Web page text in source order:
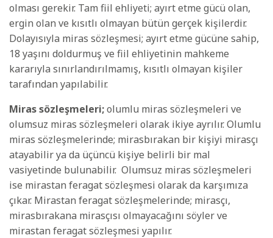
olması gerekir. Tam fiil ehliyeti; ayırt etme gücü olan,
ergin olan ve kısıtlı olmayan bütün gerçek kişilerdir.
Dolayısıyla miras sözleşmesi; ayırt etme gücüne sahip,
18 yaşını doldurmuş ve fiil ehliyetinin mahkeme
kararıyla sınırlandırılmamış, kısıtlı olmayan kişiler
tarafından yapılabilir.
Miras sözleşmeleri;olumlu miras sözleşmeleri ve
olumsuz miras sözleşmeleri olarak ikiye ayrılır. Olumlu
miras sözleşmelerinde; mirasbırakan bir kişiyi mirasçı
atayabilir ya da üçüncü kişiye belirli bir mal
vasiyetinde bulunabilir. Olumsuz miras sözleşmeleri
ise mirastan feragat sözleşmesi olarak da karşımıza
çıkar. Mirastan feragat sözleşmelerinde; mirasçı,
mirasbırakana mirasçısı olmayacağını söyler ve
mirastan feragat sözleşmesi yapılır.